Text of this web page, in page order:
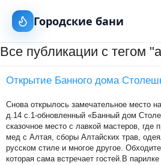
Городские бани
Все публикации с тегом
Открытие Банного дома
Снова открылось замечательное место
д.14 с.1-обновленный «Банный дом
сказочное место с лавкой мастеров, где
мед с Алтая, сборы Алтайских трав,
русском стиле и многое другое.
которая сама встречает гостей.В